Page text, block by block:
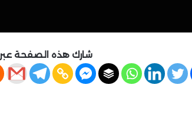
شارك هذه الصفحة عبر